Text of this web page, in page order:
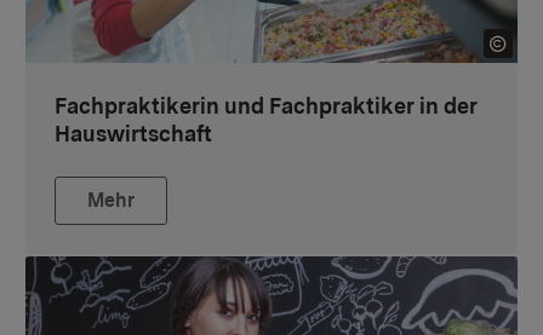
Fachpraktikerin und Fachpraktiker in der
Hauswirtschaft
Mehr